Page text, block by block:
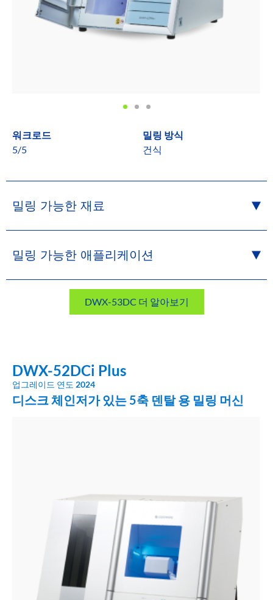
워크로드
5/5
밀링 방식
건식
밀링 가능한 재료
밀링 가능한 애플리케이션
DWX-53DC 더 알아보기
DWX-52DCi Plus
업그레이드 연도 2024
디스크 체인저가 있는 5축 덴탈 용 밀링 머신